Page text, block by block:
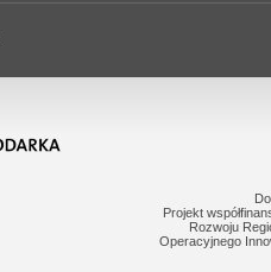
Projekt
Rozwoju
Operacyjnego